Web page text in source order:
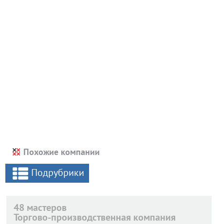
Похожие компании
Подрубрики
48 мастеров
Торгово-производственная компания